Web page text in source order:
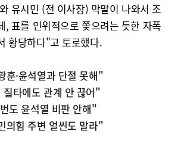
유시민 (전 이사장) 막말이 나와서 조
, 표를 인위적으로 쫓으려는 듯한 자폭
황당하다"고 토로했다.
훈·윤석열과 단절 못해"
타에도 관계 안 끊어"
도 윤석열 비판 안해"
의힘 주변 얼씬도 말라"